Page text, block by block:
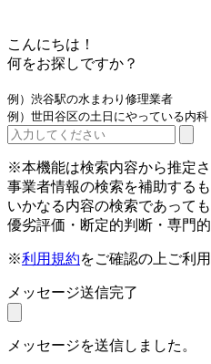
こんにちは！
何をお探しですか？
例）渋谷駅の水まわり修理業者
例）世田谷区の土日にやっている内科
※本機能は検索内容から推定
事業者情報の検索を補助するも
いかなる内容の検索であって
優劣評価・断定的判断・専門
※利用規約をご確認の上ご利
メッセージ送信完了
メッセージを送信しました。